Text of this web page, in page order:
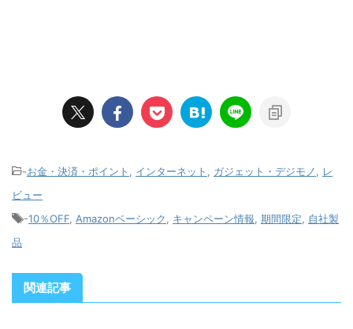
-お金・決済・ポイント インターネット ガジェット・デジモノ
レ
ビュー
-10％OFF Amazonベーシック キャンペーン情報 期間限定
自社製
品
関連記事